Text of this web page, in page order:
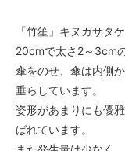
「竹笙」キヌガサタ
20cmで太さ2～3cm
傘をのせ、傘は内側
垂らしています。
姿形があまりにも優
ばれています。